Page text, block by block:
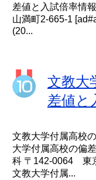
差値と入試倍率情
山満町2-665-1
(20...
文教大
差値と
文教大学付属高校
大学付属高校の偏
科 〒142-0064 東
文教大学付属...